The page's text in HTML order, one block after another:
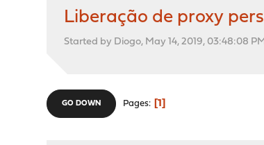
Liberação de proxy
Started by Diogo, May 14, 2019, 03:48:08
GO DOWN Pages 1